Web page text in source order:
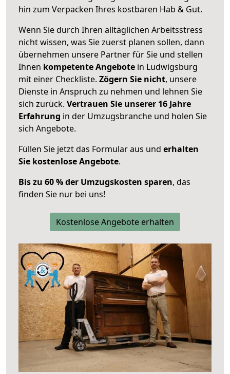
hin zum Verpacken Ihres kostbaren Hab & Gut.
Wenn Sie durch Ihren alltäglichen Arbeitsstress
nicht wissen, was Sie zuerst planen sollen, dann
übernehmen unsere Partner für Sie und stellen
Ihnen kompetente Angebote in Ludwigsburg
mit einer Checkliste. Zögern Sie nicht, unsere
Dienste in Anspruch zu nehmen und lehnen Sie
sich zurück. Vertrauen Sie unserer 16 Jahre
Erfahrung in der Umzugsbranche und holen Sie
sich Angebote.
Füllen Sie jetzt das Formular aus und erhalten
Sie kostenlose Angebote.
Bis zu 60 % der Umzugskosten sparen, das
finden Sie nur bei uns!
Kostenlose Angebote erhalten